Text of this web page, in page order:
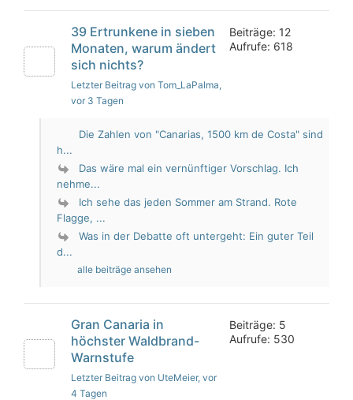
39 Ertrunkene in sieben
Monaten, warum ändert
sich nichts?
Letzter Beitrag von Tom_LaPalma,
vor 3 Tagen
Beiträge: 12
Aufrufe: 618
Die Zahlen von "Canarias, 1500 km de Costa" sind
h...
Das wäre mal ein vernünftiger Vorschlag. Ich
nehme...
Ich sehe das jeden Sommer am Strand. Rote
Flagge, ...
Was in der Debatte oft untergeht: Ein guter Teil
d...
alle beiträge ansehen
Gran Canaria in
höchster Waldbrand-
Warnstufe
Letzter Beitrag von UteMeier, vor
4 Tagen
Beiträge: 5
Aufrufe: 530